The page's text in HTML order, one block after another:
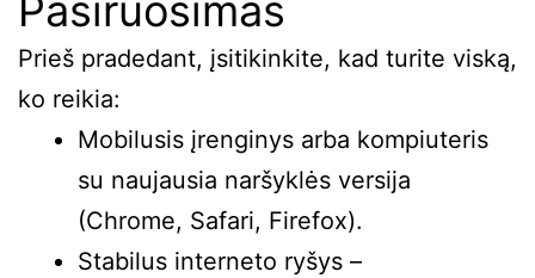
Pasiruošimas
Prieš pradedant, įsitikinkite, kad turite viską,
ko reikia:
Mobilusis įrenginys arba kompiuteris
su naujausia naršyklės versija
(Chrome, Safari, Firefox).
Stabilus interneto ryšys –